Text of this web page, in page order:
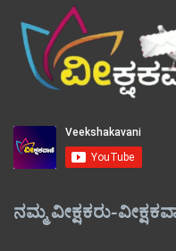
ನಮ್ಮ ವೀಕ್ಷಕರು-